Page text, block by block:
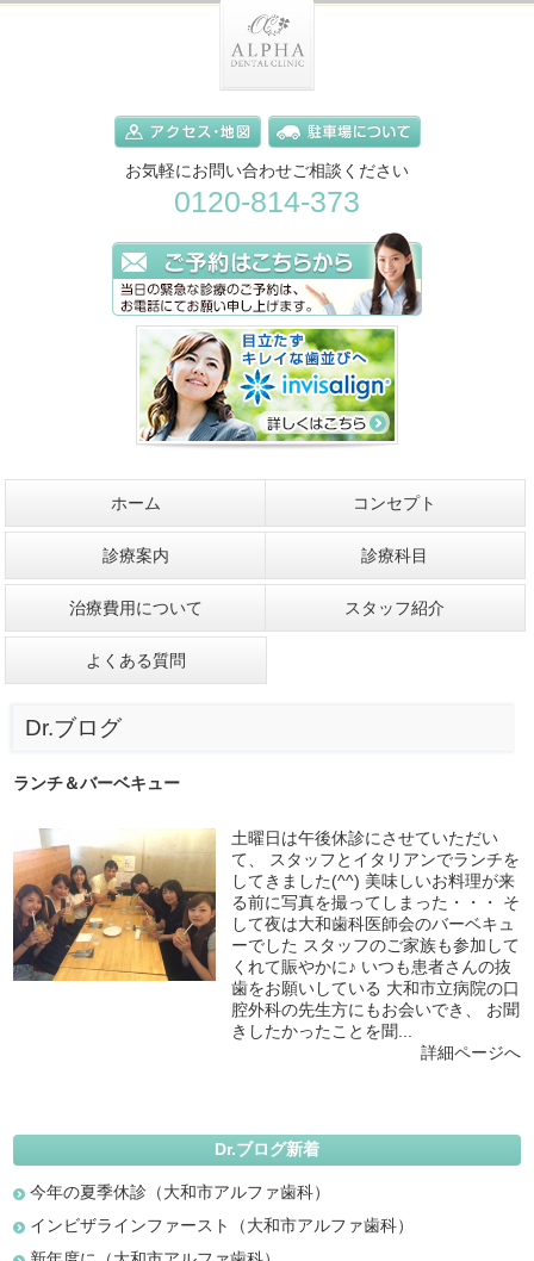
お気軽にお問い合わせご相談ください
0120-814-373
ホーム コンセプト
診療案内 診療科目
治療費用について スタッフ紹介
よくある質問
Dr.ブログ
ランチ＆バーベキュー
土曜日は午後休診にさせていただい
て、 スタッフとイタリアンでランチを
してきました(^^) 美味しいお料理が来
る前に写真を撮ってしまった・・・ そ
して夜は大和歯科医師会のバーベキュ
ーでした スタッフのご家族も参加して
くれて賑やかに♪ いつも患者さんの抜
歯をお願いしている 大和市立病院の口
腔外科の先生方にもお会いでき、 お聞
きしたかったことを聞...
詳細ページへ
Dr.ブログ新着
今年の夏季休診（大和市アルファ歯科）
インビザラインファースト（大和市アルファ歯科）